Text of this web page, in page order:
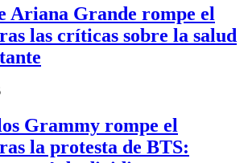
Ariana Grande rompe el
las críticas sobre la salud
Grammy rompe el
la protesta de BTS: